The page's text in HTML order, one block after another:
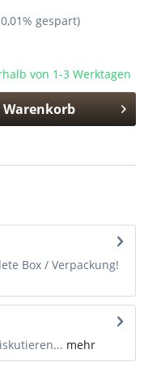
gespart)
von 1-3 Werktagen
Warenkorb
Box / Verpackung!
mehr